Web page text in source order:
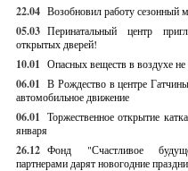
22.04 Возобновил работу
05.03 Перинатальный центр
открытых дверей!
10.01 Опасных веществ в воздухе
06.01 В Рождество в центре
автомобильное движение
06.01 Торжественное открытие
января
26.12 Фонд "Счастливое
партнерами дарят новогодние